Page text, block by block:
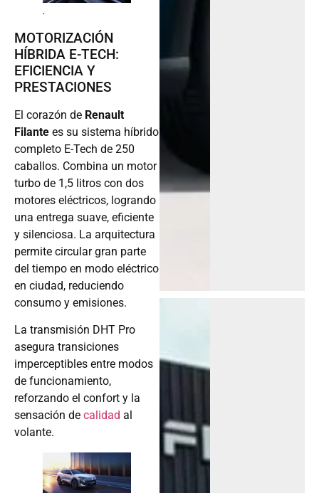
.
MOTORIZACIÓN
HÍBRIDA E-TECH:
EFICIENCIA Y
PRESTACIONES
El corazón de Renault
Filante es su sistema híbrido
completo E-Tech de 250
caballos. Combina un motor
turbo de 1,5 litros con dos
motores eléctricos, logrando
una entrega suave, eficiente
y silenciosa. La arquitectura
permite circular gran parte
del tiempo en modo eléctrico
en ciudad, reduciendo
consumo y emisiones.
La transmisión DHT Pro
asegura transiciones
imperceptibles entre modos
de funcionamiento,
reforzando el confort y la
sensación de calidad al
volante.